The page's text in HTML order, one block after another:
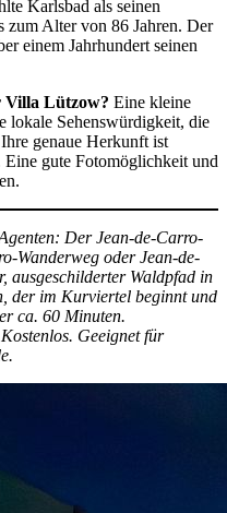
Karlsbad als seinen
zum Alter von 86 Jahren. Der
einem Jahrhundert seinen
Villa Lützow? Eine kleine
Sehenswürdigkeit, die
genaue Herkunft ist
gute Fotomöglichkeit und
Der Jean-de-Carro-
Wanderweg oder Jean-de-
ausgeschilderter Waldpfad in
der im Kurviertel beginnt und
ca. 60 Minuten.
Geeignet für